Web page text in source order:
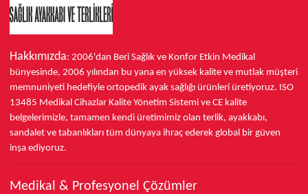
Hakkımızda: 2006'dan Beri Sağlık ve Konfor Etkin Medikal
bünyesinde, 2006 yılından bu yana en yüksek kalite ve mutlak müşteri
memnuniyeti hedefiyle ortopedik ayak sağlığı ürünleri üretiyoruz. ISO
13485 Medikal Cihazlar Kalite Yönetim Sistemi ve CE kalite
belgelerimizle, tamamen kendi üretimimiz olan terlik, ayakkabı,
sandalet ve tabanlıkları tüm dünyaya ihraç ederek global bir güven
inşa ediyoruz.
Medikal & Profesyonel Çözümler